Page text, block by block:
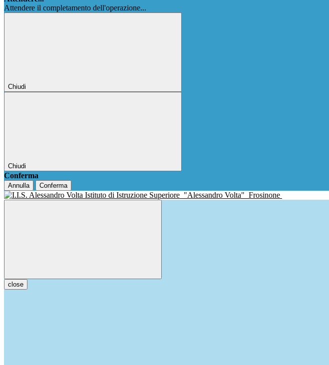
Attendere il completamento dell'operazione...
Chiudi
Chiudi
Conferma
Annulla Conferma
Istituto di Istruzione Superiore "Alessandro Volta" Frosinone
close